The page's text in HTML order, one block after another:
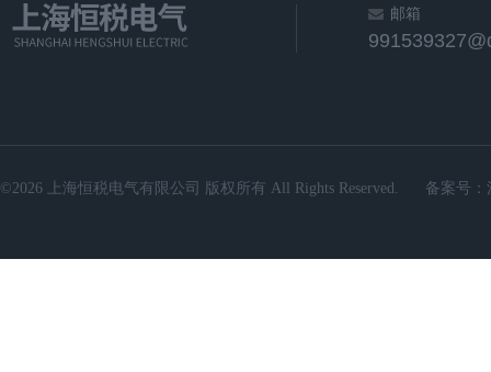
邮箱
©2026 上海恒税电气有限公司 版权所有 All Rights Reserved. 备案号：